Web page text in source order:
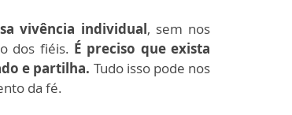
vivência individual, sem nos
dos fiéis. É preciso que exista
e partilha. Tudo isso pode nos
da fé.